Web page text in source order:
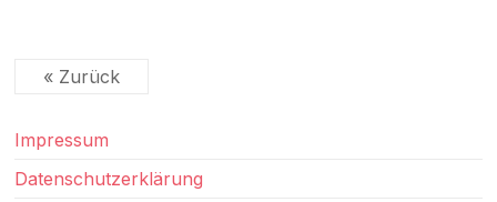
« Zurück
Impressum
Datenschutzerklärung